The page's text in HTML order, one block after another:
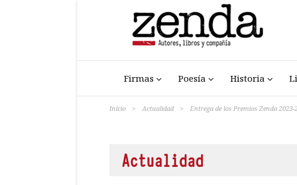
Firmas Poesía Historia
Inicio > Actualidad > Entrega de los Premios Zenda 2023-
Actualidad